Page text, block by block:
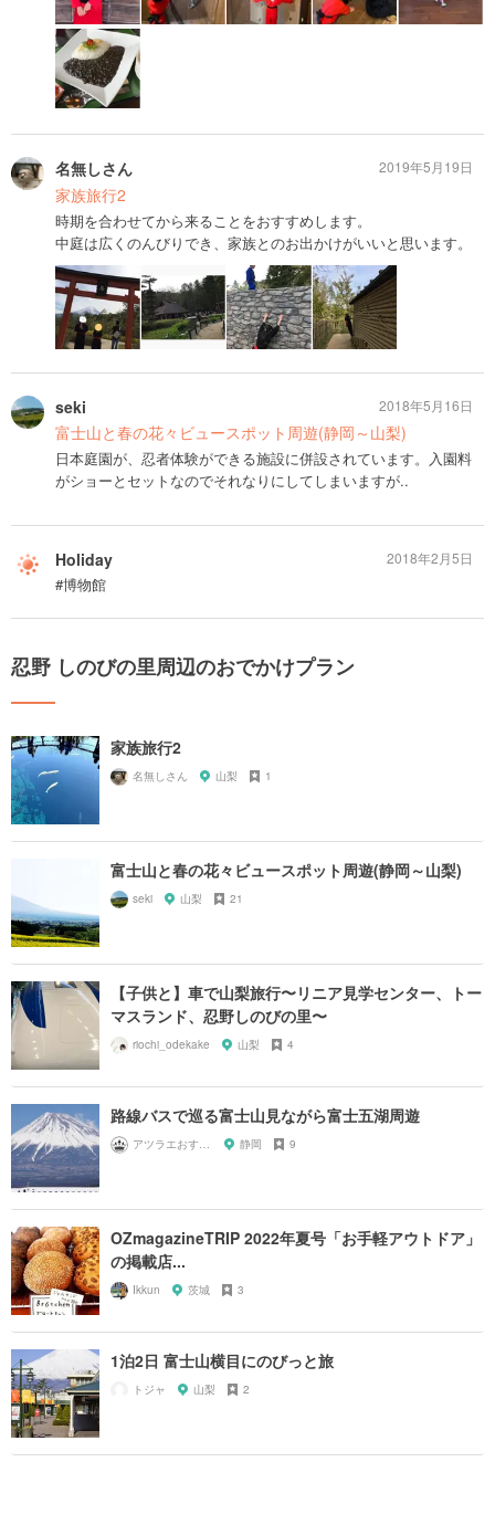
名無しさん
家族旅行2
時期を合わせてから来ることをおすすめします。
中庭は広くのんびりでき、家族とのお出かけがいいと思います。
2019年5月19日
seki
富士山と春の花々ビュースポット周遊(静岡～山梨)
日本庭園が、忍者体験ができる施設に併設されています。入園料
がショーとセットなのでそれなりにしてしまいますが..
2018年5月16日
Holiday
#博物館
2018年2月5日
忍野 しのびの里周辺のおでかけプラン
家族旅行2
名無しさん 山梨 1
富士山と春の花々ビュースポット周遊(静岡～山梨)
seki 山梨 21
【子供と】車で山梨旅行〜リニア見学センター、トー
マスランド、忍野しのびの里〜
riochi_odekake 山梨 4
路線バスで巡る富士山見ながら富士五湖周遊
アツラエおすすめ旅プラン！ 静岡 9
OZmagazineTRIP 2022年夏号「お手軽アウトドア」
の掲載店...
Ikkun 茨城 3
1泊2日 富士山横目にのびっと旅
トジャ 山梨 2